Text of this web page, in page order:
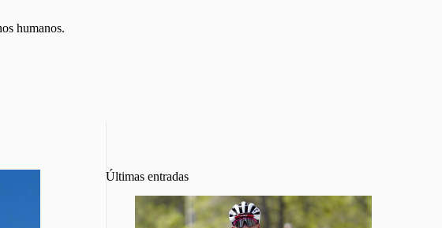
humanos.
Últimas entradas